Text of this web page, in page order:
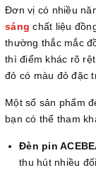
Đơn vị có nhiều
sáng chất liệu
thường thắc mắc
thì điểm khác rõ
đỏ có màu đỏ đặc
Một số sản phẩm
bạn có thể tham
Đèn pin
thu hút nhiều